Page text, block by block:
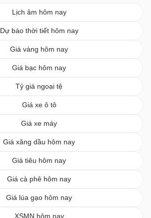
Lịch âm hôm nay
Dự báo thời tiết hôm nay
Giá vàng hôm nay
Giá bạc hôm nay
Tỷ giá ngoại tệ
Giá xe ô tô
Giá xe máy
Giá xăng dầu hôm nay
Giá tiêu hôm nay
Giá cà phê hôm nay
Giá lúa gạo hôm nay
XSMN hôm nay